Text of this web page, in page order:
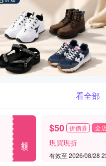
看全部
$50 折價券 全
現買現折
有效至 2026/08/28